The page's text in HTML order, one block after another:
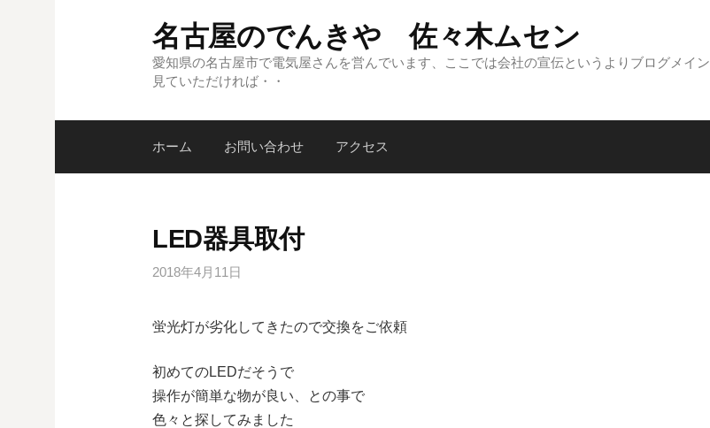
キ
名古屋のでんきや 佐々木ムセン
愛知県の名古屋市で電気屋さんを営んでいます、ここでは会社の宣伝というよりブログメイ
見ていただければ・・
ホーム お問い合わせ アクセス
LED器具取付
2018年4月11日
蛍光灯が劣化してきたので交換をご依頼
初めてのLEDだそうで
操作が簡単な物が良い、との事で
色々と探してみました